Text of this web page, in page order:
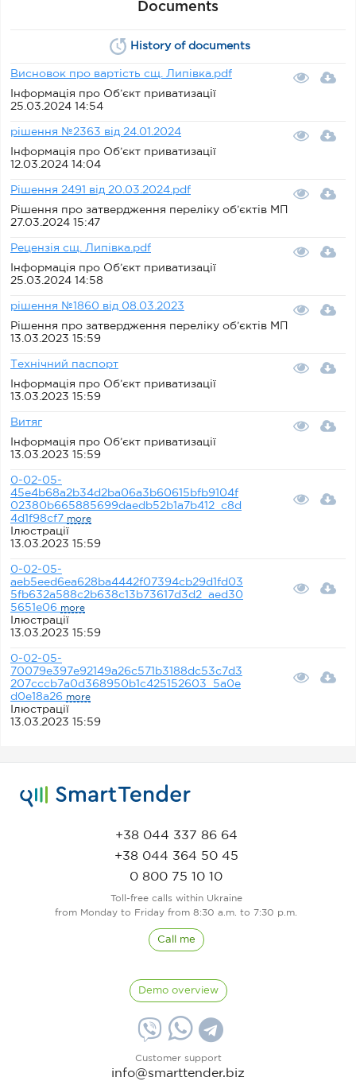
Documents
History of documents
Висновок про вартість сщ. Липівка.pdf
Інформація про Об’єкт приватизації
25.03.2024 14:54
рішення №2363 від 24.01.2024
Інформація про Об’єкт приватизації
12.03.2024 14:04
Рішення 2491 від 20.03.2024.pdf
Рішення про затвердження переліку об’єктів МП
27.03.2024 15:47
Рецензія сщ. Липівка.pdf
Інформація про Об’єкт приватизації
25.03.2024 14:58
рішення №1860 від 08.03.2023
Рішення про затвердження переліку об’єктів МП
13.03.2023 15:59
Технічний паспорт
Інформація про Об’єкт приватизації
13.03.2023 15:59
Витяг
Інформація про Об’єкт приватизації
13.03.2023 15:59
0-02-05-
45e4b68a2b34d2ba06a3b60615bfb9104f
02380b665885699daedb52b1a7b412_c8d
4d1f98cf7 more
Ілюстрації
13.03.2023 15:59
0-02-05-
aeb5eed6ea628ba4442f07394cb29d1fd03
5fb632a588c2b638c13b73617d3d2_aed30
5651e06 more
Ілюстрації
13.03.2023 15:59
0-02-05-
70079e397e92149a26c571b3188dc53c7d3
207cccb7a0d368950b1c425152603_5a0e
d0e18a26 more
Ілюстрації
13.03.2023 15:59
+38 044 337 86 64
+38 044 364 50 45
0 800 75 10 10
Toll-free calls within Ukraine
from Monday to Friday from 8:30 a.m. to 7:30 p.m.
Call me
Customer support
info@smarttender.biz
Demo overview